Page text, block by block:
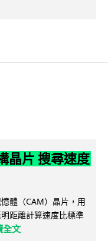
晶片 搜尋速度
體（CAM）晶片，用
距離計算速度比標準
全文